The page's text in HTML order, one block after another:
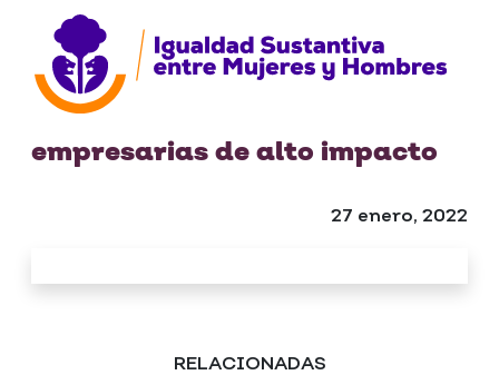
empresarias de alto impacto
27 enero, 2022
RELACIONADAS